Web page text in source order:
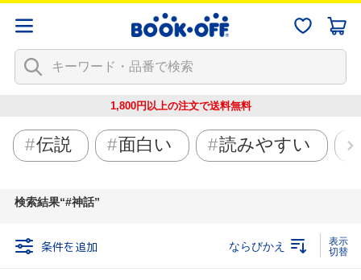
1,800円以上の注文で送料無料
伝説 面白い 読みやすい
検索結果 #神話
条件を追加 ならびかえ